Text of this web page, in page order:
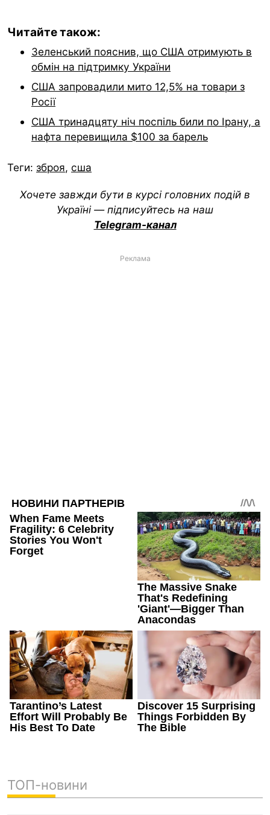
Читайте також:
Зеленський пояснив, що США отримують в
обмін на підтримку України
США запровадили мито 12,5% на товари з
Росії
США тринадцяту ніч поспіль били по Ірану, а
нафта перевищила $100 за барель
Теги: зброя, сша
Хочете завжди бути в курсі головних подій в
Україні — підписуйтесь на наш
Telegram-канал
Реклама
ТОП-новини